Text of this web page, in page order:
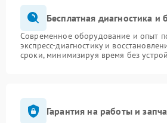
Бесплатная диагностика
Современное оборудование и опыт
экспресс-диагностику и
сроки, минимизируя время без
Гарантия на работы и